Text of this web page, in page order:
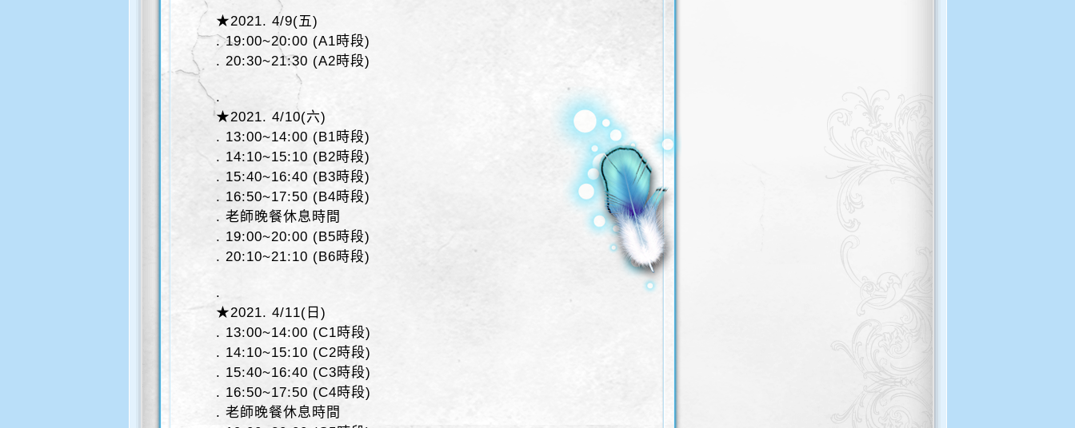
★2021. 4/9(五)
. 19:00~20:00 (A1時段)
. 20:30~21:30 (A2時段)
.
★2021. 4/10(六)
. 13:00~14:00 (B1時段)
. 14:10~15:10 (B2時段)
. 15:40~16:40 (B3時段)
. 16:50~17:50 (B4時段)
. 老師晚餐休息時間
. 19:00~20:00 (B5時段)
. 20:10~21:10 (B6時段)
.
★2021. 4/11(日)
. 13:00~14:00 (C1時段)
. 14:10~15:10 (C2時段)
. 15:40~16:40 (C3時段)
. 16:50~17:50 (C4時段)
. 老師晚餐休息時間